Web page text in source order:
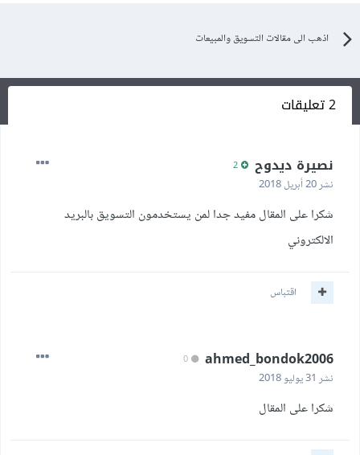
اذهب الى مقالات التسويق والمبيعات
2 تعليقات
نصيرة ديدوح
نشر20 أبريل 2018
شكرا على المقال مفيد جدا لمن يستخدمون التسويق بالبريد
الالكتروني
اقتباس
ahmed_bondok2006
نشر 31 يوليو 2018
شكرا على المقال